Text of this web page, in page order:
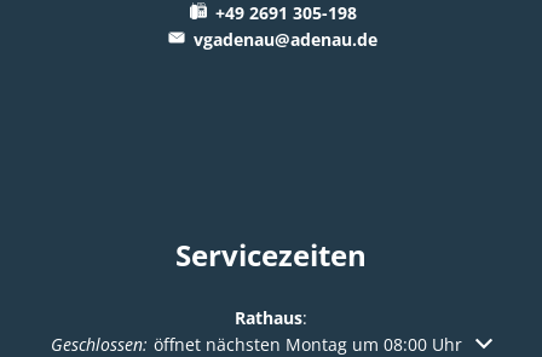
+49 2691 305-198
vgadenau@adenau.de
Servicezeiten
Rathaus:
Klicken, um weitere Öffnungs- oder Schließzeiten
Geschlossen: öffnet nächsten Montag um 08:00 Uhr